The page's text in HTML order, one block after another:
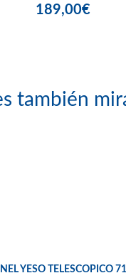
189,00€
también
YESO TELESCOPICO